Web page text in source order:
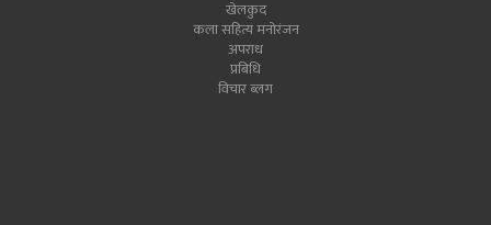
खेलकुद
कला सहित्य मनोरंजन
अपराध
प्रबिधि
विचार ब्लग